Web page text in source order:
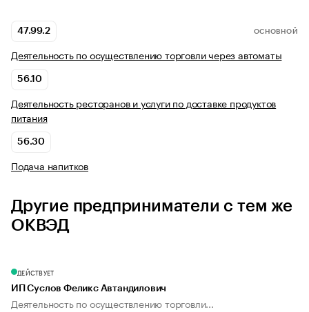
47.99.2 ОСНОВНОЙ
Деятельность по осуществлению торговли через автоматы
56.10
Деятельность ресторанов и услуги по доставке продуктов
питания
56.30
Подача напитков
Другие предприниматели с тем же
ОКВЭД
ДЕЙСТВУЕТ
ИП Суслов Феликс Автандилович
Деятельность по осуществлению торговли...